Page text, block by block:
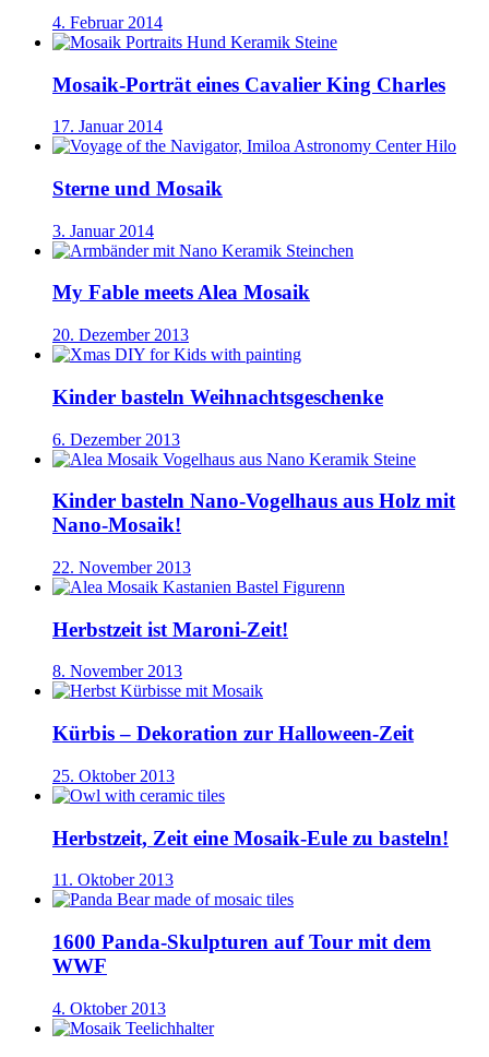
4. Februar 2014
Mosaik-Porträt eines Cavalier King Charles
17. Januar 2014
Sterne und Mosaik
3. Januar 2014
My Fable meets Alea Mosaik
20. Dezember 2013
Kinder basteln Weihnachtsgeschenke
6. Dezember 2013
Kinder basteln Nano-Vogelhaus aus Holz mit
Nano-Mosaik!
22. November 2013
Herbstzeit ist Maroni-Zeit!
8. November 2013
Kürbis – Dekoration zur Halloween-Zeit
25. Oktober 2013
Herbstzeit, Zeit eine Mosaik-Eule zu basteln!
11. Oktober 2013
1600 Panda-Skulpturen auf Tour mit dem
WWF
4. Oktober 2013